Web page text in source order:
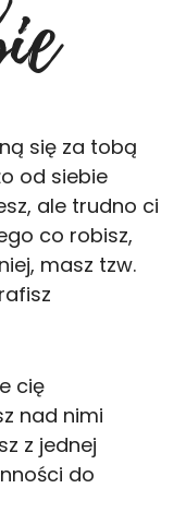
się za tobą
od siebie
ale trudno ci
co robisz,
masz tzw.
cię
nad nimi
z jednej
do